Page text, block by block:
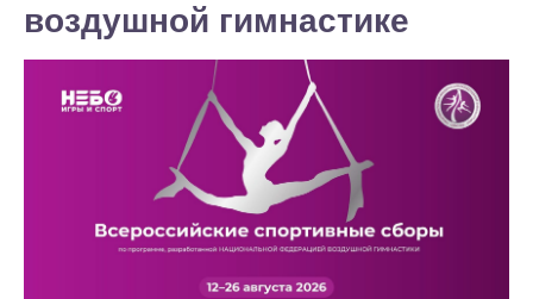
воздушной гимнастике